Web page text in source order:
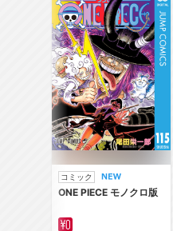
コミック
ONE PIECE モノクロ版